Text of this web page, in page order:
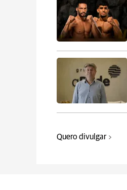
Quero divulgar